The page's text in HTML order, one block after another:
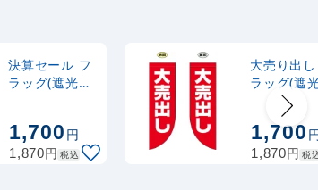
税込 カゴへ
決算セール フ
ラッグ(遮光・
1,700円
1,870円 税込
大売り出
ラッグ(遮
両面印刷)
(69026)
1,700
1,870円 税